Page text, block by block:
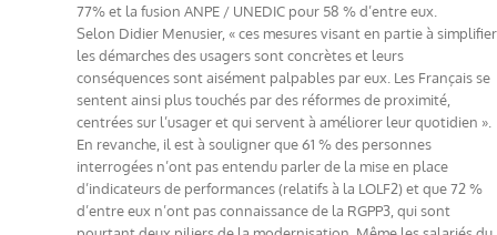
77% et la fusion ANPE / UNEDIC pour 58 % d’entre eux.
Selon Didier Menusier, « ces mesures visant en partie à simplifier
les démarches des usagers sont concrètes et leurs
conséquences sont aisément palpables par eux. Les Français se
sentent ainsi plus touchés par des réformes de proximité,
centrées sur l’usager et qui servent à améliorer leur quotidien ».
En revanche, il est à souligner que 61 % des personnes
interrogées n’ont pas entendu parler de la mise en place
d’indicateurs de performances (relatifs à la LOLF2) et que 72 %
d’entre eux n’ont pas connaissance de la RGPP3, qui sont